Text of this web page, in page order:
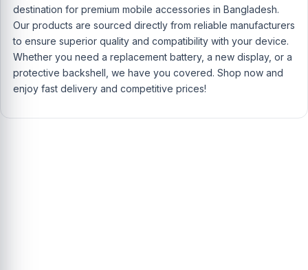
destination for premium mobile accessories in Bangladesh.
Our products are sourced directly from reliable manufacturers
to ensure superior quality and compatibility with your device.
Whether you need a replacement battery, a new display, or a
protective backshell, we have you covered. Shop now and
enjoy fast delivery and competitive prices!